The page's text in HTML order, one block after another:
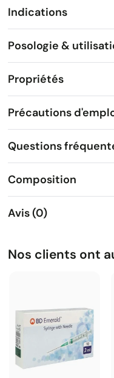
Indications
Posologie &
Propriétés
Précautions
Questions
Composition
Avis (0)
Nos clients ont